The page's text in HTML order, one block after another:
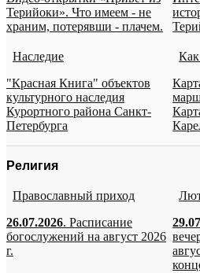
Терийоки». Что имеем - не
храним, потерявши - плачем.
Наследие
"Красная Книга" объектов
культурного наследия
Курортного района Санкт-
Петербурга
Как
Религия
Православный приход
26.07.2026. Расписание
богослужений на август 2026
г.